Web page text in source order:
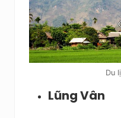
Du
LũngVân